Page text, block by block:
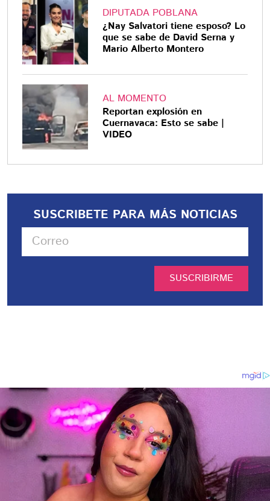
DIPUTADA POBLANA
¿Nay Salvatori tiene esposo? Lo
que se sabe de David Serna y
Mario Alberto Montero
AL MOMENTO
Reportan explosión en
Cuernavaca: Esto se sabe |
VIDEO
SUSCRIBETE PARA MÁS NOTICIAS
SUSCRIBIRME